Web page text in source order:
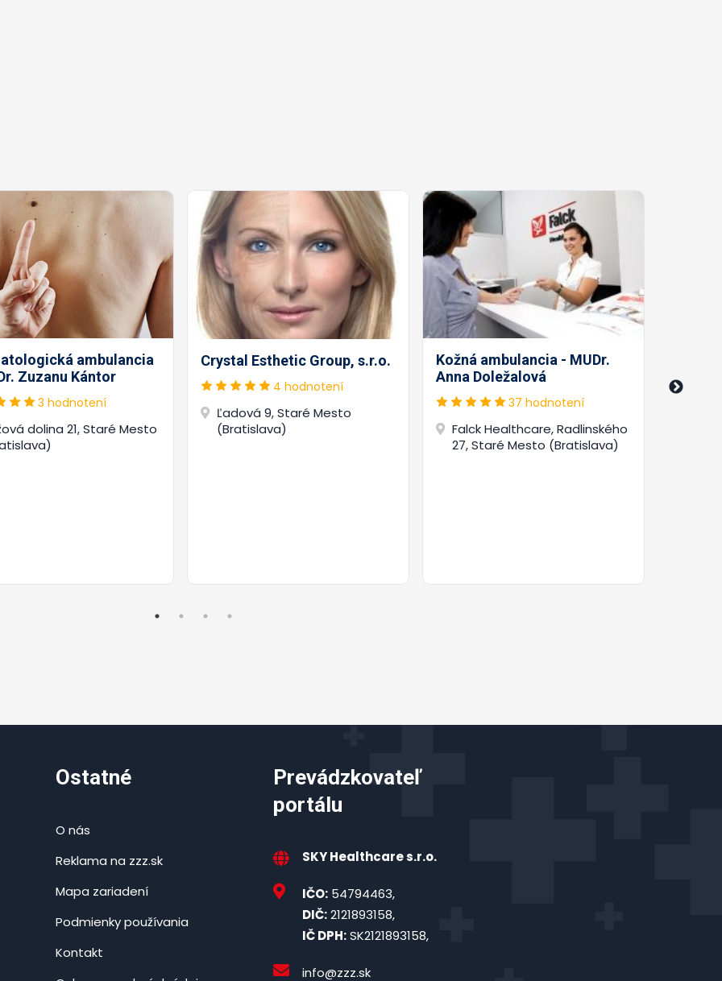
ambulancia
Zuzanu Kántor
3 hodnotení
dolina 21, Staré Mesto
Crystal Esthetic Group, s.r.o.
4 hodnotení
Ľadová 9, Staré Mesto
(Bratislava)
Kožná ambulancia - MUDr.
Anna Doležalová
37 hodnotení
Falck Healthcare, Radlinského
27, Staré Mesto (Bratislava)
Kožná
Ostatné
O nás
Reklama na zzz.sk
Mapa zariadení
Podmienky používania
Kontakt
Prevádzkovateľ
portálu
SKY Healthcare s.r.o.
IČO: 54794463,
DIČ:2121893158,
IČ DPH:SK2121893158,
info@zzz.sk